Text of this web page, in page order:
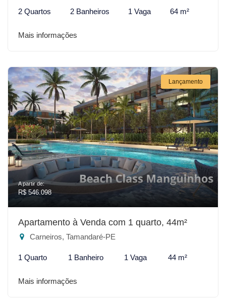
2 Quartos 2 Banheiros 1 Vaga 64 m²
Mais informações
Lançamento
A partir de:
R$ 546.098
Apartamento à Venda com 1 quarto, 44m²
Carneiros, Tamandaré-PE
1 Quarto 1 Banheiro 1 Vaga 44 m²
Mais informações